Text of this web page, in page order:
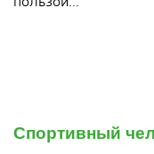
Спортивный